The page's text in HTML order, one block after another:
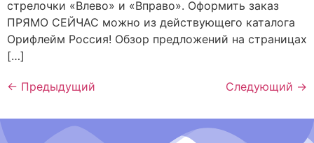
стрелочки «Влево» и «Вправо». Оформить заказ
ПРЯМО СЕЙЧАС можно из действующего каталога
Орифлейм Россия! Обзор предложений на страницах
[…]
← Предыдущий Следующий →